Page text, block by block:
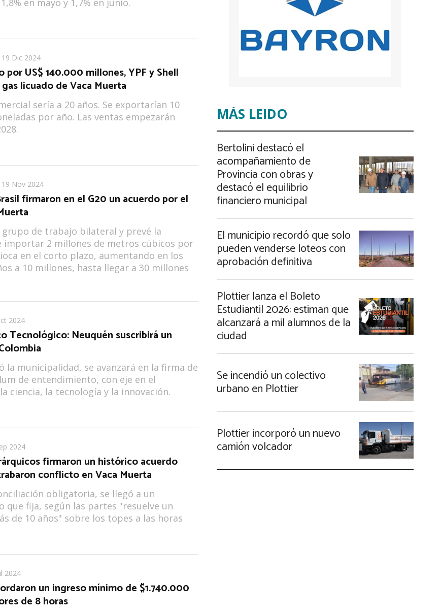
19 Dic 2024
por US$ 140.000 millones, YPF y Shell
licuado de Vaca Muerta
sería a 20 años. Se exportarían 10
por año. Las ventas empezarán
19 Nov 2024
firmaron en el G20 un acuerdo por el
grupo de trabajo bilateral y prevé la
importar 2 millones de metros cúbicos por
en el corto plazo, aumentando en los
a 10 millones, hasta llegar a 30 millones
2024
Tecnológico: Neuquén suscribirá un
la municipalidad, se avanzará en la firma de
de entendimiento, con eje en el
ciencia, la tecnología y la innovación.
2024
firmaron un histórico acuerdo
conflicto en Vaca Muerta
obligatoria, se llegó a un
que fija, según las partes "resuelve un
de 10 años" sobre los topes a las horas
2024
un ingreso mínimo de $1.740.000
de 8 horas
MÁS LEIDO
Bertolini destacó el
acompañamiento de
Provincia con obras y
destacó el equilibrio
financiero municipal
El municipio recordó que solo
pueden venderse loteos con
aprobación definitiva
Plottier lanza el Boleto
Estudiantil 2026: estiman que
alcanzará a mil alumnos de la
ciudad
Se incendió un colectivo
urbano en Plottier
Plottier incorporó un nuevo
camión volcador